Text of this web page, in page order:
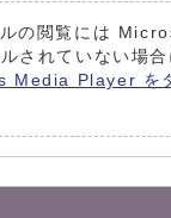
の閲覧には
されていない場合
Player を